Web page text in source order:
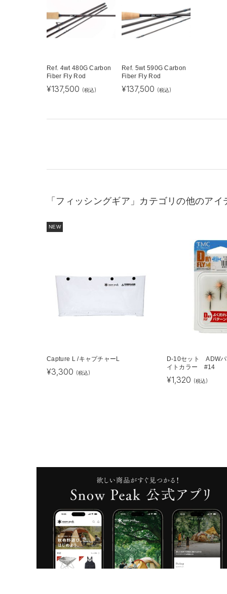
Ref. 4wt 480G Carbon
Fiber Fly Rod
¥137,500 (税込)
Ref. 5wt 590G Carbon
Fiber Fly Rod
¥137,500 (税込)
「フィッシングギア」カテゴリの他のアイ
NEW
Capture L /キャプチャーL
¥3,300 (税込)
D-10セット ADW
イトカラー #14
¥1,320 (税込)